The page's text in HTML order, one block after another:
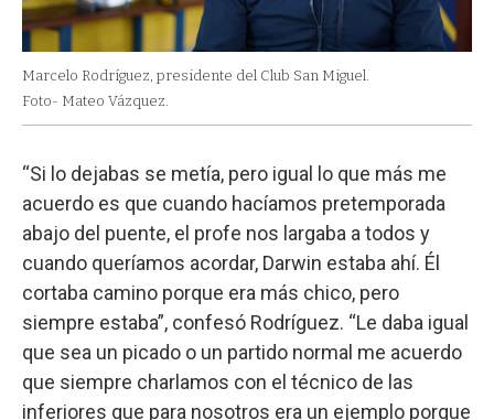
Marcelo Rodríguez, presidente del Club San Miguel.
Foto- Mateo Vázquez.
“Si lo dejabas se metía, pero igual lo que más me
acuerdo es que cuando hacíamos pretemporada
abajo del puente, el profe nos largaba a todos y
cuando queríamos acordar, Darwin estaba ahí. Él
cortaba camino porque era más chico, pero
siempre estaba”, confesó Rodríguez. “Le daba igual
que sea un picado o un partido normal me acuerdo
que siempre charlamos con el técnico de las
inferiores que para nosotros era un ejemplo porque